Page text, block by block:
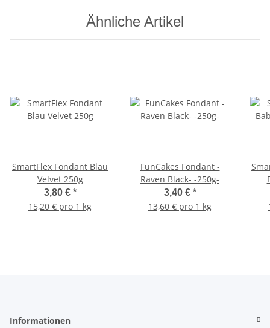
Ähnliche Artikel
SmartFlex Fondant Blau
Velvet 250g
3,80 € *
15,20 € pro 1 kg
FunCakes Fondant -
Raven Black- -250g-
3,40 € *
13,60 € pro 1 kg
Informationen